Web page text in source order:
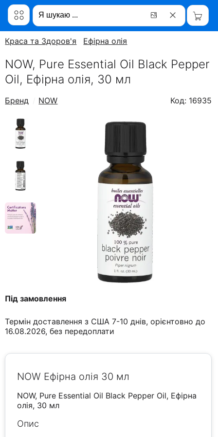
Краса та Здоров'я Ефірна олія
NOW, Pure Essential Oil Black Pepper
Oil, Ефірна олія, 30 мл
Бренд NOW Код: 16935
Під замовлення
Термін доставлення з США 7-10 днів, орієнтовно до
16.08.2026, без передоплати
NOW Ефірна олія 30 мл
NOW, Pure Essential Oil Black Pepper Oil, Ефірна
олія, 30 мл
Опис